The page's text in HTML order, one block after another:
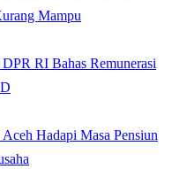
Mampu
RI Bahas Remunerasi
Hadapi Masa Pensiun